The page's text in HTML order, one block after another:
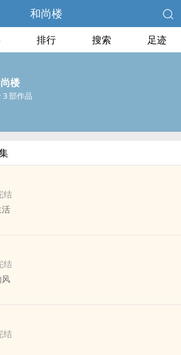
和尚楼
排行 搜索 足迹
楼
3 部作品
结
结
1v1
捡回家了。（独立背景，和隔壁没有关系）
结
业，另一篇的主题是扣动扳机，戳我主页可
结